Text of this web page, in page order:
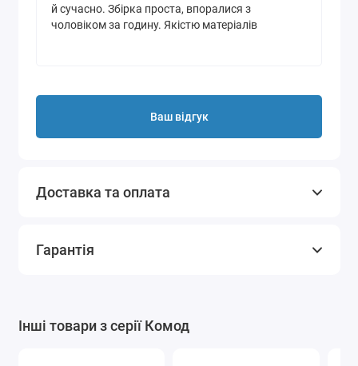
й сучасно. Збірка проста, впоралися з
чоловіком за годину. Якістю матеріалів
Ваш відгук
Доставка та оплата
Гарантія
Інші товари з серії Комод